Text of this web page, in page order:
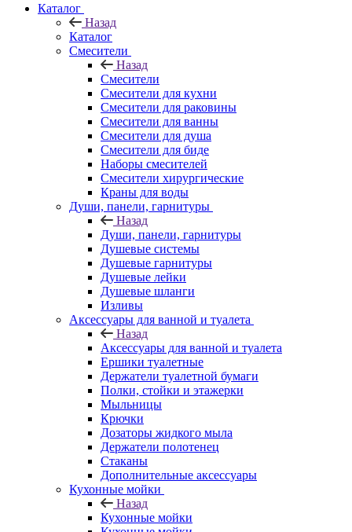
Каталог
Назад
Каталог
Смесители
Назад
Смесители
Смесители для кухни
Смесители для раковины
Смесители для ванны
Смесители для душа
Смесители для биде
Наборы смесителей
Смесители хирургические
Краны для воды
Души, панели, гарнитуры
Назад
Души, панели, гарнитуры
Душевые системы
Душевые гарнитуры
Душевые лейки
Душевые шланги
Изливы
Аксессуары для ванной и туалета
Назад
Аксессуары для ванной и туалета
Ершики туалетные
Держатели туалетной бумаги
Полки, стойки и этажерки
Мыльницы
Крючки
Дозаторы жидкого мыла
Держатели полотенец
Стаканы
Дополнительные аксессуары
Кухонные мойки
Назад
Кухонные мойки